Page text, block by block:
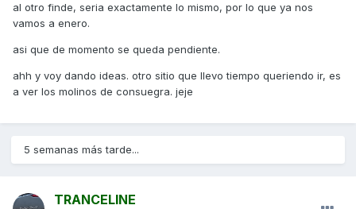
al otro finde, seria exactamente lo mismo, por lo que ya nos
vamos a enero.
asi que de momento se queda pendiente.
ahh y voy dando ideas. otro sitio que llevo tiempo queriendo ir, es
a ver los molinos de consuegra. jeje
5 semanas más tarde...
TRANCELINE